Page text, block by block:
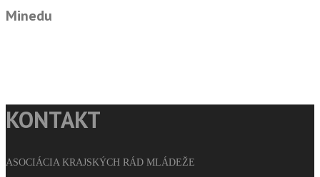
Minedu
KONTAKT
ASOCIÁCIA KRAJSKÝCH RÁD MLÁDEŽE